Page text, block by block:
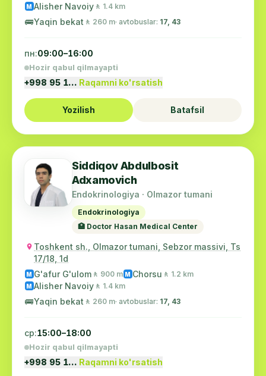
M Alisher Navoiy 🚶 1.4 km
🚌Yaqin bekat 🚶 260 m· avtobuslar: 17, 43
пн:09:00–16:00
Hozir qabul qilmayapti
+998 95 1… Raqamni ko'rsatish
Yozilish Batafsil
Siddiqov Abdulbosit
Adxamovich
Endokrinologiya · Olmazor tumani
Endokrinologiya
🏥 Doctor Hasan Medical Center
Toshkent sh., Olmazor tumani, Sebzor massivi, Ts
17/18, 1d
M G'afur G'ulom 🚶 900 m M Chorsu 🚶 1.2 km
M Alisher Navoiy 🚶 1.4 km
🚌Yaqin bekat 🚶 260 m· avtobuslar: 17, 43
ср:15:00–18:00
Hozir qabul qilmayapti
+998 95 1… Raqamni ko'rsatish